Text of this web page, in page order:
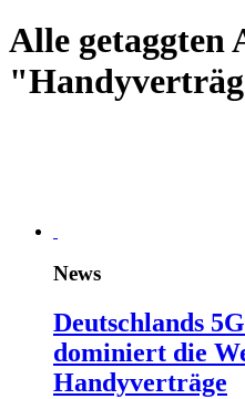
Alle getaggten
News
Deutschlands
dominiert die
Handyverträge